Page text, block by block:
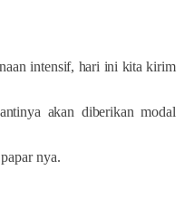
intensif, hari ini kita kirim
akan diberikan modal
nya.